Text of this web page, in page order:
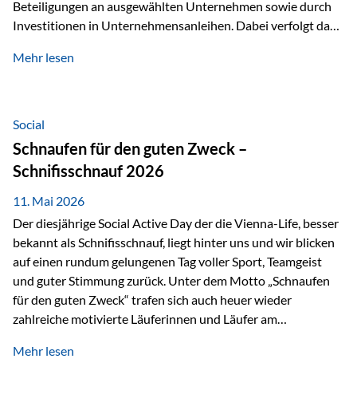
Beteiligungen an ausgewählten Unternehmen sowie durch
Investitionen in Unternehmensanleihen. Dabei verfolgt das
Marktbewegungen stehen im Fokus, sondern die
innerhalb der Private Wealth Police der Vienna-Life steht
der Oculus Value Capital Fund für einen langfristig
orientierten Value-Investing-Ansatz mit Fokus auf
fundamentale Unternehmensanalyse und nachhaltige
Wertentwicklung. Der Investmentansatz: Value Investing
mit Weitblick Im Zentrum steht ein…
Mehr lesen
Social
Schnaufen für den guten Zweck –
Schnifisschnauf 2026
11. Mai 2026
Der diesjährige Social Active Day der die Vienna-Life, besser
bekannt als Schnifisschnauf, liegt hinter uns und wir blicken
auf einen rundum gelungenen Tag voller Sport, Teamgeist
und guter Stimmung zurück. Unter dem Motto „Schnaufen
für den guten Zweck“ trafen sich auch heuer wieder
zahlreiche motivierte Läuferinnen und Läufer am
Höchstleistungen für einen guten Zweck zu erbringen. Mit
Mehr lesen